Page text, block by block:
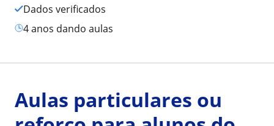
Dados verificados
4 anos dando aulas
Aulas particulares ou